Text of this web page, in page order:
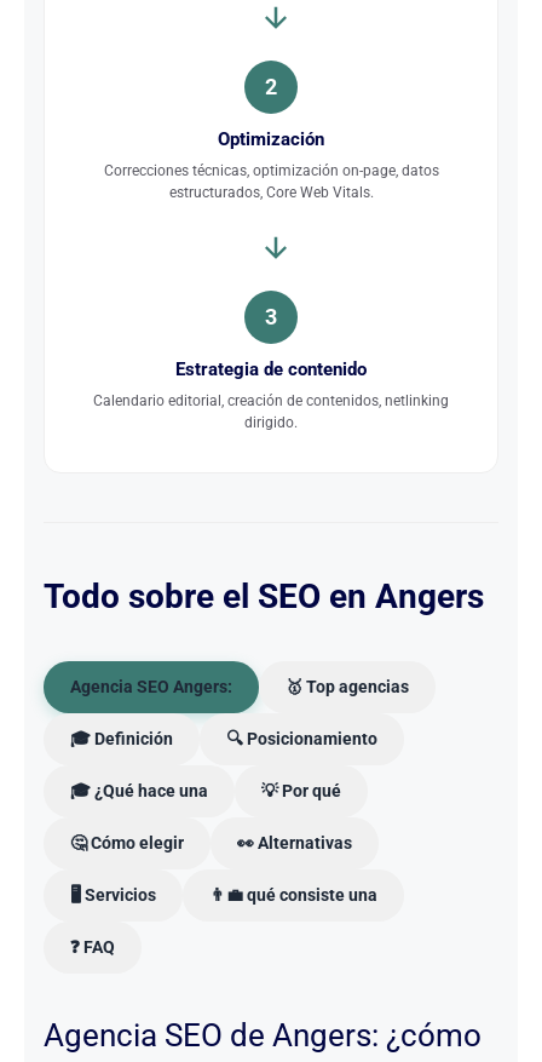
2
Optimización
Correcciones técnicas, optimización on-page, datos
estructurados, Core Web Vitals.
3
Estrategia de contenido
Calendario editorial, creación de contenidos, netlinking
dirigido.
Todo sobre el SEO en Angers
Agencia SEO Angers: 🥇 Top agencias
🎓 Definición 🔍 Posicionamiento
🎓 ¿Qué hace una 💡 Por qué
🤔 Cómo elegir 👀 Alternativas
🖥️ Servicios 👨‍💼 qué consiste una
❓ FAQ
Agencia SEO de Angers: ¿cómo